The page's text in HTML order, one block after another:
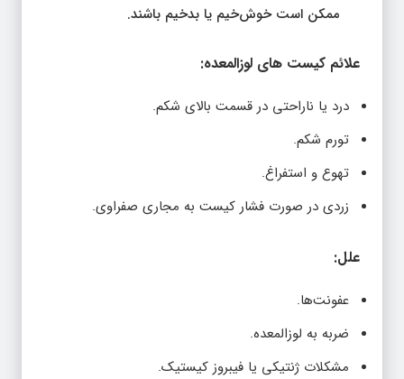
ممکن است خوش‌خیم یا بدخیم باشند.
علائم کیست‌ های لوزالمعده:
درد یا ناراحتی در قسمت بالای شکم.
تورم شکم.
تهوع و استفراغ.
زردی در صورت فشار کیست به مجاری صفراوی.
علل:
عفونت‌ها.
ضربه به لوزالمعده.
مشکلات ژنتیکی یا فیبروز کیستیک.